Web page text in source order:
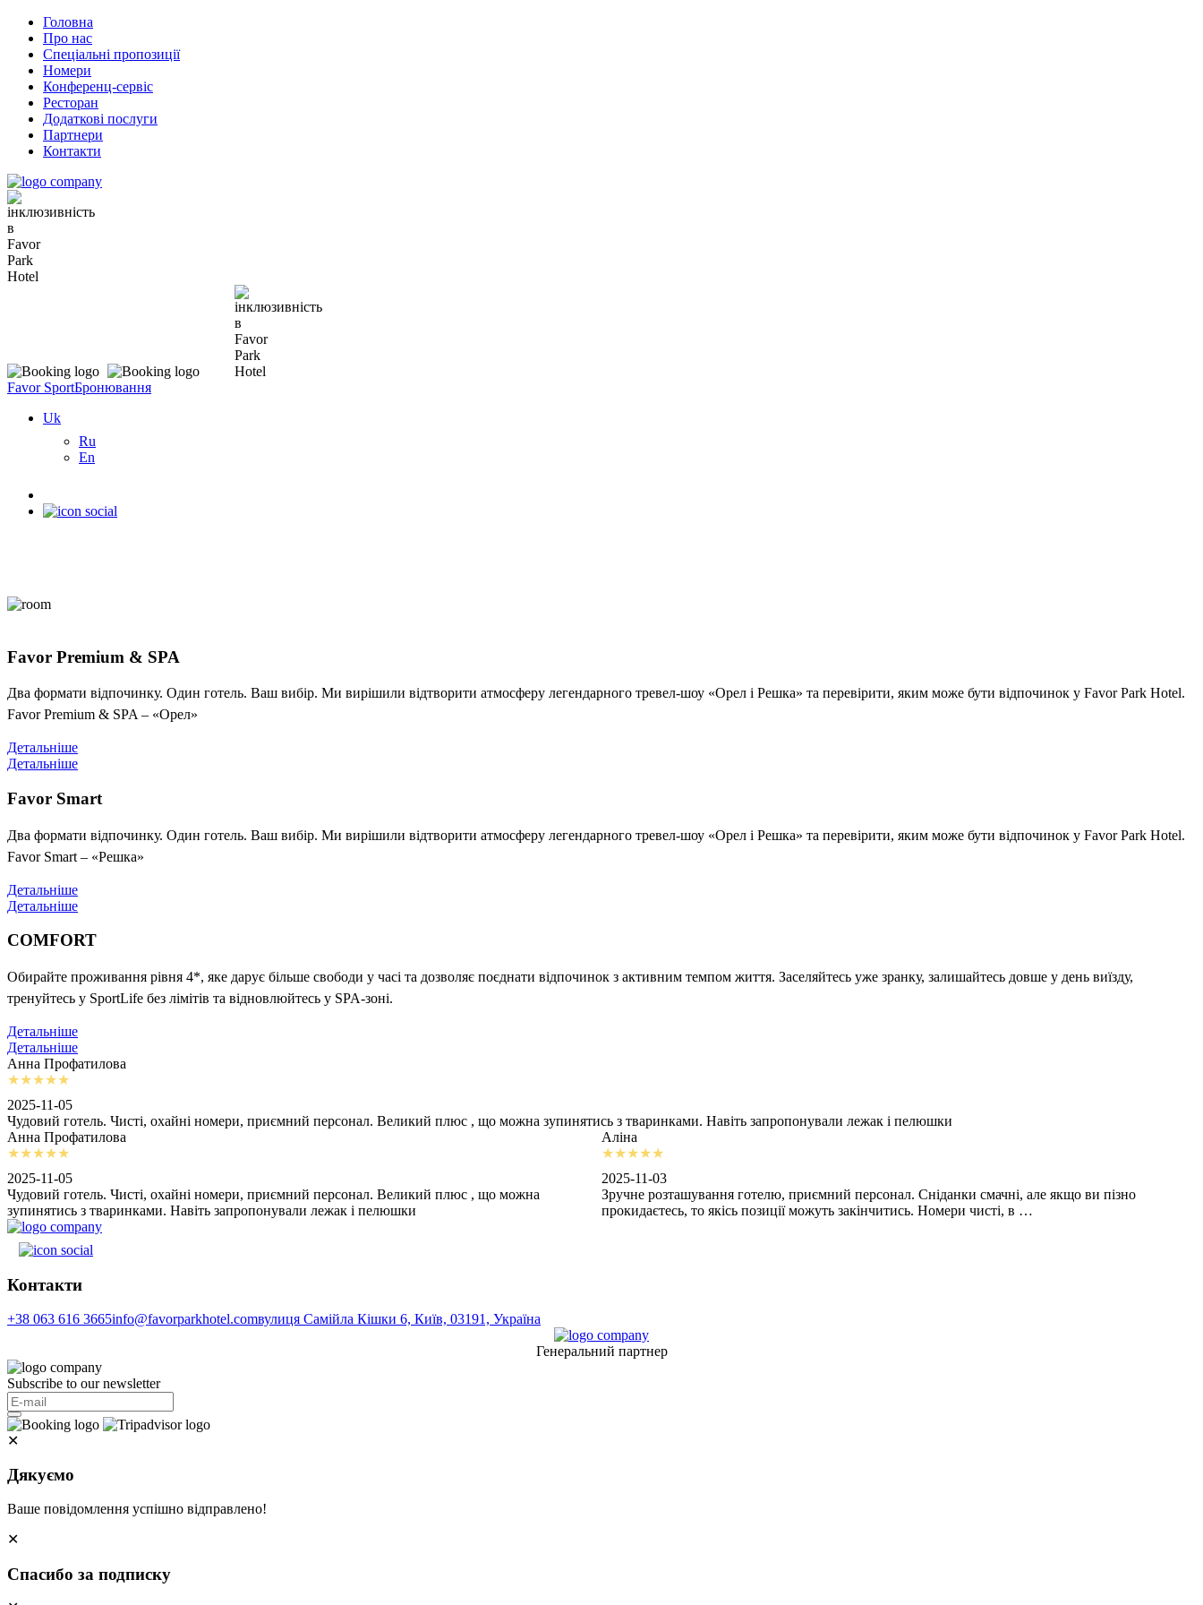
Головна
Про нас
Спеціальні пропозиції
Номери
Конференц-сервіс
Ресторан
Додаткові послуги
Партнери
Контакти
Favor SportБронювання
Uk
Ru
En
Favor Premium & SPA
Два формати відпочинку. Один готель. Ваш вибір. Ми вирішили відтворити атмосферу легендарного тревел-шоу «Орел і Решка» та перевірити, яким може бути відпочинок у Favor Park Hotel.
Favor Premium & SPA – «Орел»
Детальніше
Детальніше
Favor Smart
Два формати відпочинку. Один готель. Ваш вибір. Ми вирішили відтворити атмосферу легендарного тревел-шоу «Орел і Решка» та перевірити, яким може бути відпочинок у Favor Park Hotel.
Favor Smart – «Решка»
Детальніше
Детальніше
COMFORT
Обирайте проживання рівня 4*, яке дарує більше свободи у часі та дозволяє поєднати відпочинок з активним темпом життя. Заселяйтесь уже зранку, залишайтесь довше у день виїзду,
тренуйтесь у SportLife без лімітів та відновлюйтесь у SPA-зоні.
Детальніше
Детальніше
Анна Профатилова
2025-11-05
Чудовий готель. Чисті, охайні номери, приємний персонал. Великий плюс , що можна зупинятись з тваринками. Навіть запропонували лежак і пелюшки
Анна Профатилова
2025-11-05
Чудовий готель. Чисті, охайні номери, приємний персонал. Великий плюс , що можна
зупинятись з тваринками. Навіть запропонували лежак і пелюшки
Аліна
2025-11-03
Зручне розташування готелю, приємний персонал. Сніданки смачні, але якщо ви пізно
прокидаєтесь, то якісь позиції можуть закінчитись. Номери чисті, в …
Контакти
+38 063 616 3665info@favorparkhotel.comвулиця Самійла Кішки 6, Київ, 03191, Україна
Генеральний партнер
Subscribe to our newsletter
✕
Дякуємо
Ваше повідомлення успішно відправлено!
✕
Спасибо за подписку